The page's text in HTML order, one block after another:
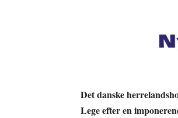
Det danske
Lege efter en